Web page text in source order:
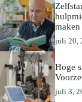
maken
juli 20,
Hoge
juli 3,